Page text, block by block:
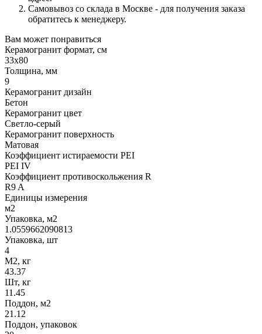
Самовывоз со склада в Москве - для получения заказа
обратитесь к менеджеру.
Вам может понравиться
Керамогранит формат, см
33х80
Толщина, мм
9
Керамогранит дизайн
Бетон
Керамогранит цвет
Светло-серый
Керамогранит поверхность
Матовая
Коэффициент истираемости PEI
PEI IV
Коэффициент противоскольжения R
R9 A
Единицы измерения
м2
Упаковка, м2
1.0559662090813
Упаковка, шт
4
М2, кг
43.37
Шт, кг
11.45
Поддон, м2
21.12
Поддон, упаковок